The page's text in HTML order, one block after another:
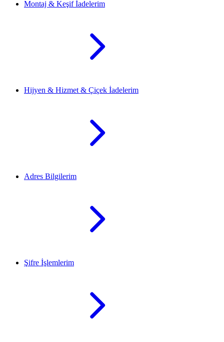
Montaj & Keşif İadelerim
Hijyen & Hizmet & Çiçek İadelerim
Adres Bilgilerim
Şifre İşlemlerim